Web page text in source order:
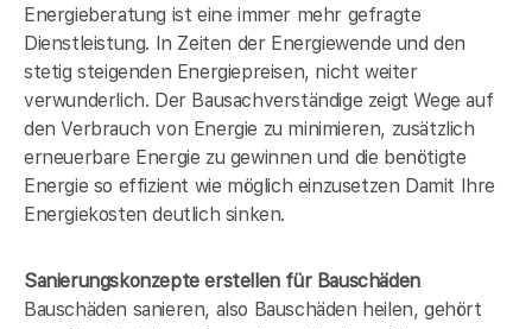
Energieberatung ist eine immer mehr gefragte
Dienstleistung. In Zeiten der Energiewende und den
stetig steigenden Energiepreisen, nicht weiter
verwunderlich. Der Bausachverständige zeigt Wege auf
den Verbrauch von Energie zu minimieren, zusätzlich
erneuerbare Energie zu gewinnen und die benötigte
Energie so effizient wie möglich einzusetzen Damit Ihre
Energiekosten deutlich sinken.
Sanierungskonzepte erstellen für Bauschäden
Bauschäden sanieren, also Bauschäden heilen, gehört